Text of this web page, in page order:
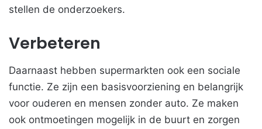
stellen de onderzoekers.
Verbeteren
Daarnaast hebben supermarkten ook een sociale
functie. Ze zijn een basisvoorziening en belangrijk
voor ouderen en mensen zonder auto. Ze maken
ook ontmoetingen mogelijk in de buurt en zorgen